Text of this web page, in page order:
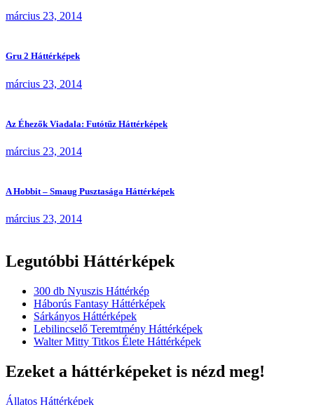
március 23, 2014
Gru 2 Háttérképek
március 23, 2014
Az Éhezők Viadala: Futótűz Háttérképek
március 23, 2014
A Hobbit – Smaug Pusztasága Háttérképek
március 23, 2014
Legutóbbi Háttérképek
300 db Nyuszis Háttérkép
Háborús Fantasy Háttérképek
Sárkányos Háttérképek
Lebilincselő Teremtmény Háttérképek
Walter Mitty Titkos Élete Háttérképek
Ezeket a háttérképeket is nézd meg!
Állatos Háttérképek